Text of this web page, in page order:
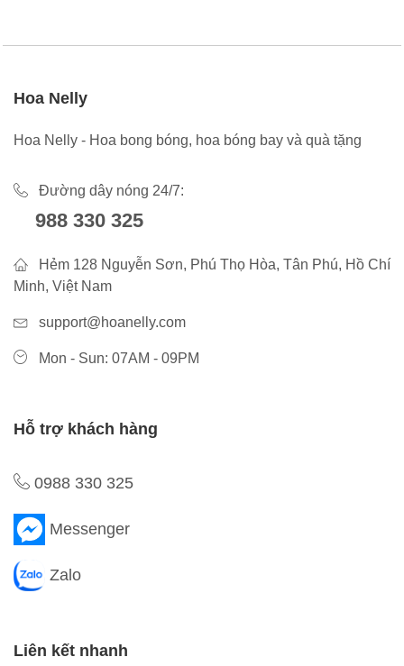
Hoa Nelly
Hoa Nelly - Hoa bong bóng, hoa bóng bay và quà tặng
Đường dây nóng 24/7:
988 330 325
Hẻm 128 Nguyễn Sơn, Phú Thọ Hòa, Tân Phú, Hồ Chí
Minh, Việt Nam
support@hoanelly.com
Mon - Sun: 07AM - 09PM
Hỗ trợ khách hàng
0988 330 325
Messenger
Zalo
Liên kết nhanh